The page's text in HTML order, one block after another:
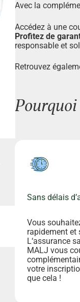
Avec la
Accédez à une
Profitez de
responsable et
Retrouvez
Sans délais
Vous
rapidement et
L‘assurance
MALJ vous
votre
que cela !